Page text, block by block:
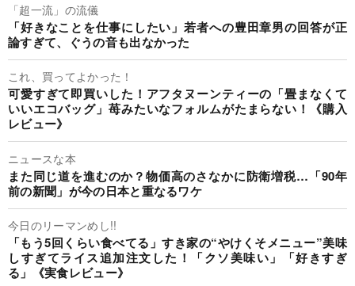
「超一流」の流儀
「好きなことを仕事にしたい」若者への豊田章男の回答が正
論すぎて、ぐうの音も出なかった
これ、買ってよかった！
可愛すぎて即買いした！アフタヌーンティーの「畳まなくて
いいエコバッグ」苺みたいなフォルムがたまらない！《購入
レビュー》
ニュースな本
また同じ道を進むのか？物価高のさなかに防衛増税…「90年
前の新聞」が今の日本と重なるワケ
今日のリーマンめし!!
「もう5回くらい食べてる」すき家の“やけくそメニュー”美味
しすぎてライス追加注文した！「クソ美味い」「好きすぎ
る」《実食レビュー》